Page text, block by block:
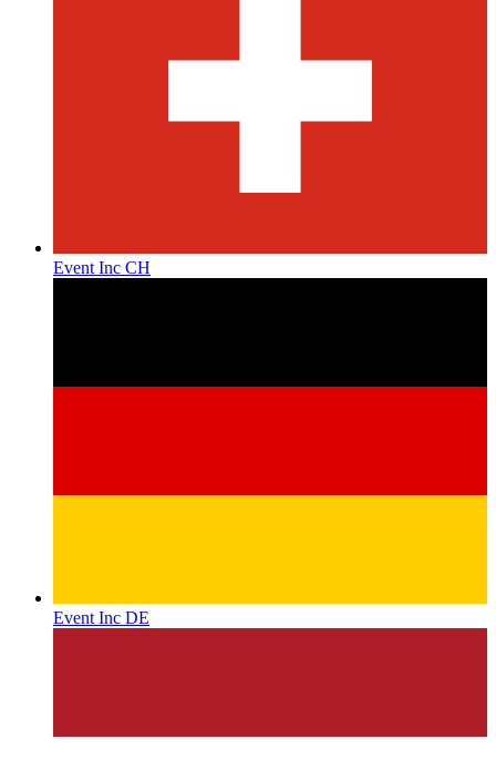
Event Inc CH
Event Inc DE